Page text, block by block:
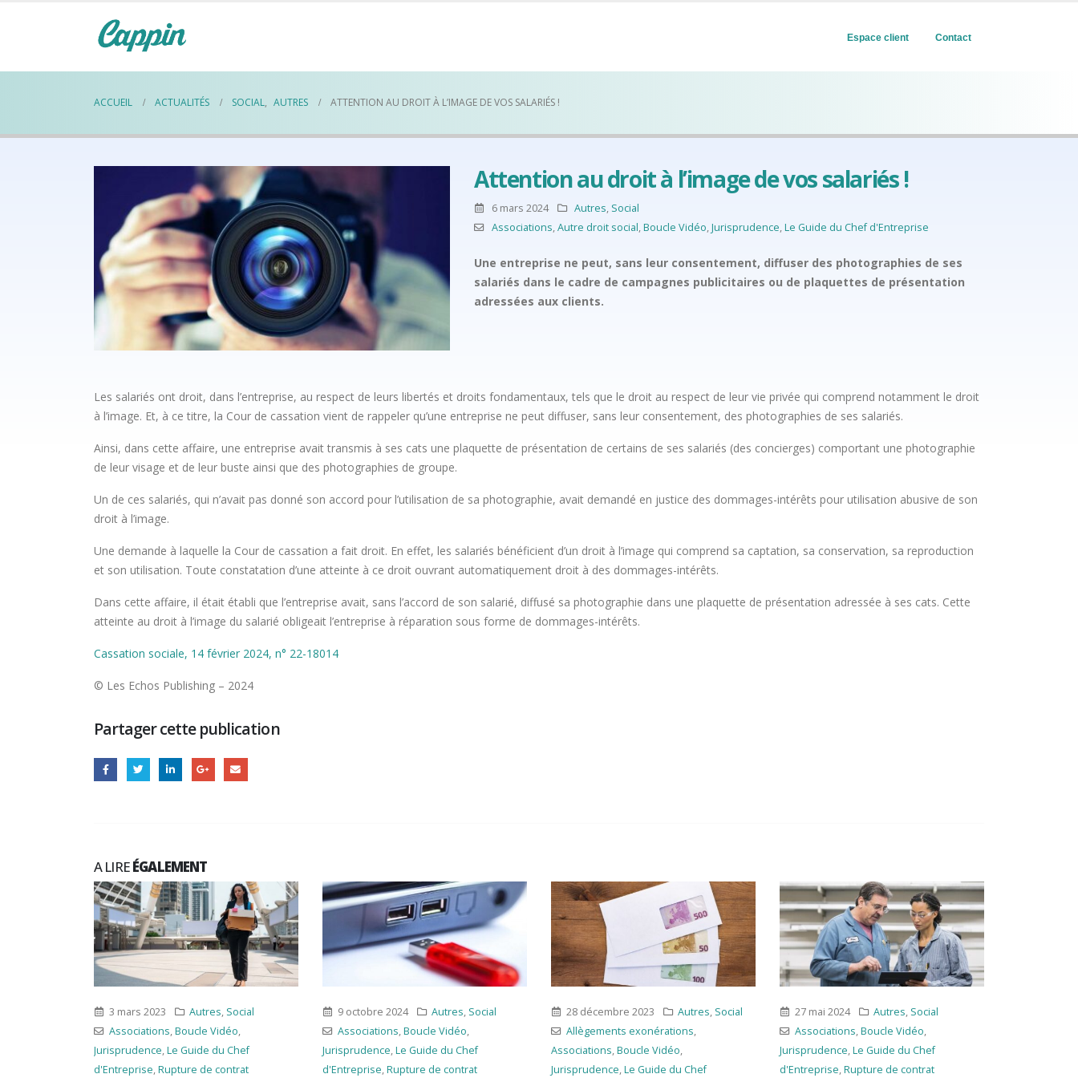
Espace client Contact
ACCUEIL ACTUALITÉS SOCIAL, AUTRES ATTENTION AU DROIT À L’IMAGE DE VOS SALARIÉS !
Attention au droit à l’image de vos salariés !
6 mars 2024 Autres, Social
Associations,Autre droit social,Boucle Vidéo,Jurisprudence,Le Guide du Chef d'Entreprise
Une entreprise ne peut, sans leur consentement, diffuser des photographies de ses
salariés dans le cadre de campagnes publicitaires ou de plaquettes de présentation
adressées aux clients.
Les salariés ont droit, dans l’entreprise, au respect de leurs libertés et droits fondamentaux, tels que le droit au respect de leur vie privée qui comprend notamment le droit
à l’image. Et, à ce titre, la Cour de cassation vient de rappeler qu’une entreprise ne peut diffuser, sans leur consentement, des photographies de ses salariés.
Ainsi, dans cette affaire, une entreprise avait transmis à ses cats une plaquette de présentation de certains de ses salariés (des concierges) comportant une photographie
de leur visage et de leur buste ainsi que des photographies de groupe.
Un de ces salariés, qui n’avait pas donné son accord pour l’utilisation de sa photographie, avait demandé en justice des dommages-intérêts pour utilisation abusive de son
droit à l’image.
Une demande à laquelle la Cour de cassation a fait droit. En effet, les salariés bénéficient d’un droit à l’image qui comprend sa captation, sa conservation, sa reproduction
et son utilisation. Toute constatation d’une atteinte à ce droit ouvrant automatiquement droit à des dommages-intérêts.
Dans cette affaire, il était établi que l’entreprise avait, sans l’accord de son salarié, diffusé sa photographie dans une plaquette de présentation adressée à ses cats. Cette
atteinte au droit à l’image du salarié obligeait l’entreprise à réparation sous forme de dommages-intérêts.
Cassation sociale, 14 février 2024, n° 22-18014
© Les Echos Publishing – 2024
Partager cette publication
A LIREÉGALEMENT
9 octobre 2024 Autres,
Associations,Boucle Vidéo
Jurisprudence ,Le Guide du Chef
d'Entreprise,Rupture de contrat
28 décembre 2023 Autres
Allègements exonérations
Associations,Boucle Vidéo,
Jurisprudence,Le Guide du Chef
27 mai 2024 Autres,Social
Associations,Boucle Vidéo
Jurisprudence,Le Guide du Chef
d'Entreprise,Rupture de contrat
18 avril 2023
Social
Associations,Boucle Vidéo
durée déterminée,Contrat de travail
Guide du Chef d'Entreprise